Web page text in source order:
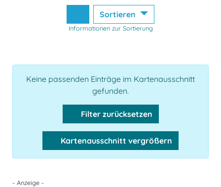
Sortieren
Informationen zur Sortierung
Keine passenden Einträge im Kartenausschnitt
gefunden.
Filter zurücksetzen
Kartenausschnitt vergrößern
- Anzeige -